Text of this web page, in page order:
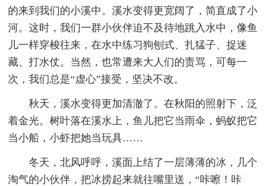
的来到我们的小溪中。溪水变得更宽阔了，简直成了小
河。这时，我们一群小伙伴迫不及待地跳入水中，像鱼
儿一样穿梭往来，在水中练习狗刨式、扎猛子、捉迷
藏、打水仗。当然，也常遭来大人们的责骂，可每一
次，我们总是“虚心”接受，坚决不改。
秋天，溪水变得更加清澈了。在秋阳的照射下，泛
着金光。树叶落在溪水上，鱼儿把它当雨伞，蚂蚁把它
当小船，小虾把她当玩具……
冬天，北风呼呼，溪面上结了一层薄薄的冰，几个
淘气的小伙伴，把冰捞起来就往嘴里送，“咔嚓！咔